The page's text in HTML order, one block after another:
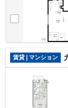
賃貸 | マンション